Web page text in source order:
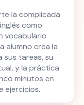
la complicada
como
vocabulario
alumno crea la
sus tareas, su
y la práctica
minutos en
ejercicios.